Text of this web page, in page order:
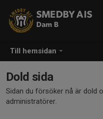
Till hemsidan
SMEDBY AIS
Dam B
Dold sida
Sidan du försöker nå är dold
administratörer.